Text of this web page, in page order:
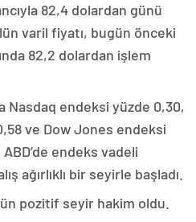
82,4 dolardan günü
varil fiyatı, bugün önceki
82,2 dolardan işlem
Nasdaq endeksi yüzde 0,30,
ve Dow Jones endeksi
endeks vadeli
ağırlıklı bir seyirle başladı.
pozitif seyir hakim oldu.